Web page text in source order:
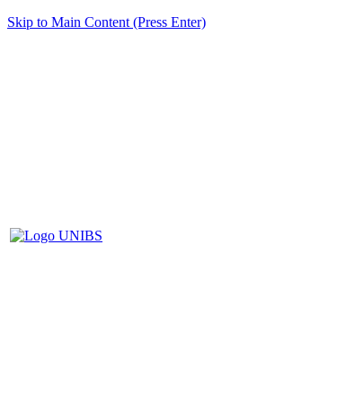
Skip to Main Content (Press Enter)